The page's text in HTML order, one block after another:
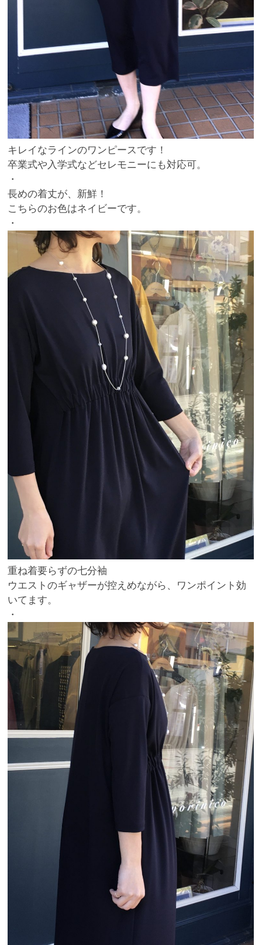
キレイなラインのワンピースです！
卒業式や入学式などセレモニーにも対応可。
・
長めの着丈が、新鮮！
こちらのお色はネイビーです。
・
重ね着要らずの七分袖
ウエストのギャザーが控えめながら、ワンポイント効
いてます。
・